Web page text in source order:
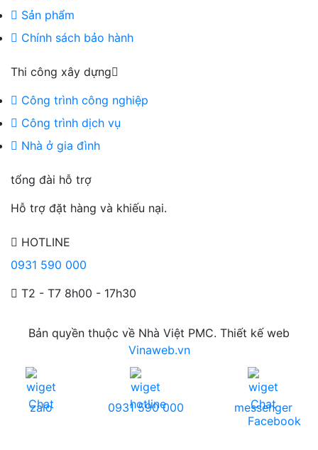
Sản phẩm
Chính sách bảo hành
Thi công xây dựng
Công trình công nghiệp
Công trình dịch vụ
Nhà ở gia đình
tổng đài hỗ trợ
Hỗ trợ đặt hàng và khiếu nại.
HOTLINE
0931 590 000
T2 - T7 8h00 - 17h30
Bản quyền thuộc về Nhà Việt PMC. Thiết kế web
Vinaweb.vn
zalo 0931 590 000 messenger